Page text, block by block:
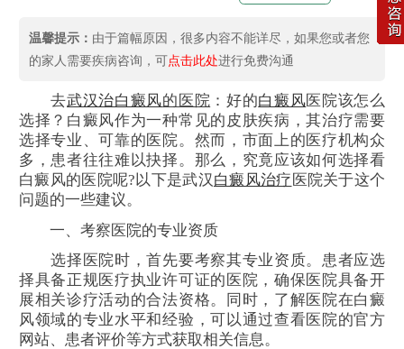
温馨提示： 由于篇幅原因，很多内容不能详尽，如果您或者您
的家人需要疾病咨询，可点击此处进行免费沟通
去武汉治白癜风的医院 ：好的白癜风医院该怎么
选择？白癜风作为一种常见的皮肤疾病，其治疗需要
选择专业、可靠的医院。然而，市面上的医疗机构众
多，患者往往难以抉择。那么，究竟应该如何选择看
白癜风的医院呢?以下是武汉白癜风治疗 医院关于这个
问题的一些建议。
一、考察医院的专业资质
选择医院时，首先要考察其专业资质。患者应选
择具备正规医疗执业许可证的医院，确保医院具备开
展相关诊疗活动的合法资格。同时，了解医院在白癜
风领域的专业水平和经验，可以通过查看医院的官方
网站、患者评价等方式获取相关信息。